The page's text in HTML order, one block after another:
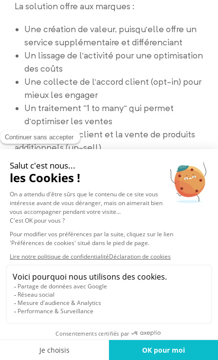
La solution offre aux marques :
Une création de valeur, puisqu’elle offre un
service supplémentaire et différenciant
Un lissage de l’activité pour une optimisation
des coûts
Une collecte de l’accord client (opt-in) pour
mieux les engager
Un traitement “1 to many” qui permet
d’optimiser les ventes
Une fidélisation client et la vente de produits
additionnels (up-sell)
Une IA au service de l’expertise agent
Une augmentation de la satisfaction client
Elle offre aux clients :
Une relation client premium
Une réduction du temps d’attente
Un Self-service sur mesure via le chatbot
Un appel sur le créneau horaire de leur choix
L’utilisation d’un canal digital avec
l’assistance d’un conseiller humain
Elle offre aux conseillers :
vue 360° des données et interactions
clients, intégrés au CRM